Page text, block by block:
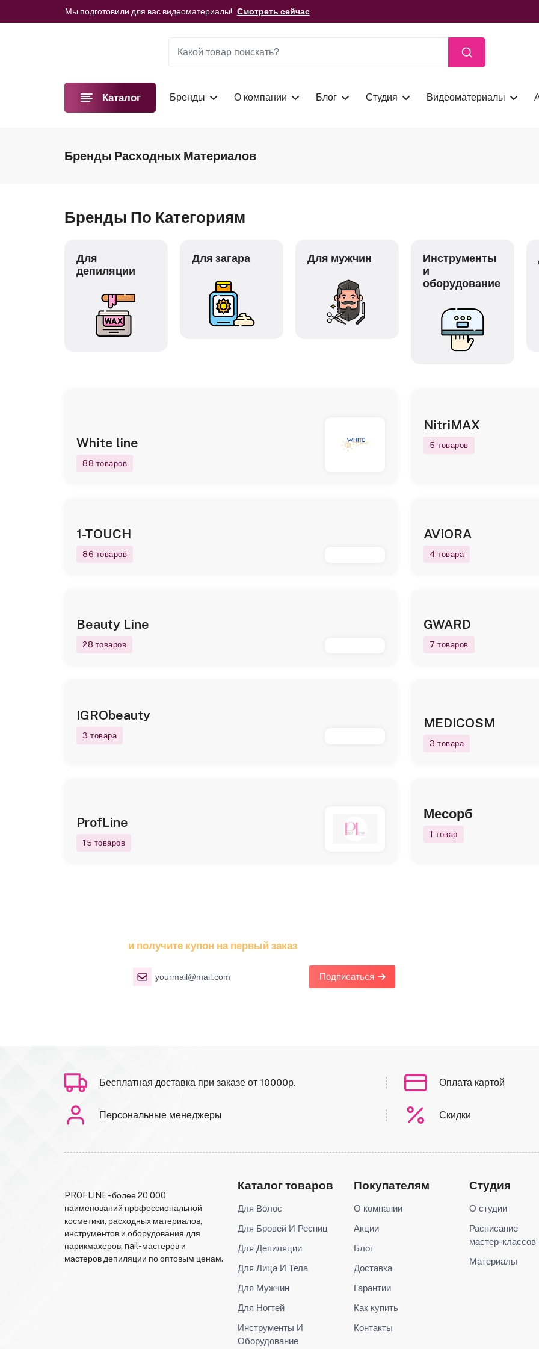
Мы подготовили для вас видеоматериалы!
Смотреть сейчас
Зарегистрируйтесь как мастер
и получите специальные предложения по товарам
Каталог Бренды О компании Блог Студия Видеоматериалы
Бренды Расходных Материалов
Бренды По Категориям
Для
депиляции
Для загара Для мужчин
Инструменты
и
оборудование
White line
88 товаров
NitriMAX
5 товаров
1-TOUCH
86 товаров
AVIORA
4 товара
Beauty Line
28 товаров
GWARD
7 товаров
IGRObeauty
3 товара
MEDICOSM
3 товара
ProfLine
15 товаров
Месорб
1 товар
и получите купон на первый заказ
Подписаться
Бесплатная доставка при заказе от 10000р. Оплата картой
Персональные менеджеры Скидки
PROFLINE - более 20 000
наименований профессиональной
косметики, расходных материалов,
инструментов и оборудования для
парикмахеров, nail-мастеров и
мастеров депиляции по оптовым ценам.
Каталог товаров
Для Волос
Для Бровей И Ресниц
Для Депиляции
Для Лица И Тела
Для Мужчин
Для Ногтей
Инструменты И
Оборудование
Покупателям
О компании
Акции
Блог
Доставка
Гарантии
Как купить
Контакты
Студия
О студии
Расписание
мастер-классов
Материалы